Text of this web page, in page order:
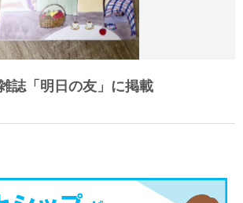
誌「明日の友」に掲載